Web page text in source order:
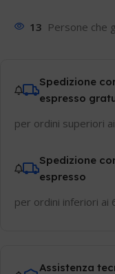
13 Persone che
Spedizione
espresso
per ordini superiori
Spedizione
espresso
per ordini inferiori ai
Assistenza